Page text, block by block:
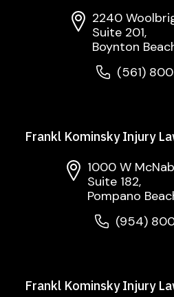
2240
Suite 201,
Boynton
(561)
Frankl Kominsky Injury
1000 W
Suite 182,
Pompano
(954)
Frankl Kominsky Injury